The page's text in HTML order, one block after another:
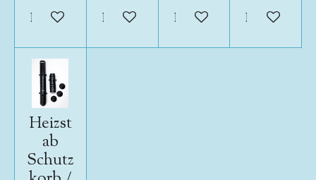
In den WarenkorbIn den WarenkorbIn den Warenkorb
In den
Heizst
ab
Schutz